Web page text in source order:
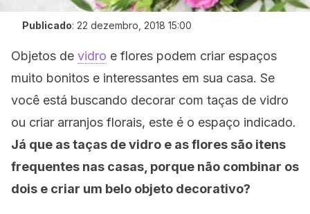
Publicado: 22 dezembro, 2018 15:00
Objetos de vidro e flores podem criar espaços
muito bonitos e interessantes em sua casa. Se
você está buscando decorar com taças de vidro
ou criar arranjos florais, este é o espaço indicado.
Já que as taças de vidro e as flores são itens
frequentes nas casas, porque não combinar os
dois e criar um belo objeto decorativo?